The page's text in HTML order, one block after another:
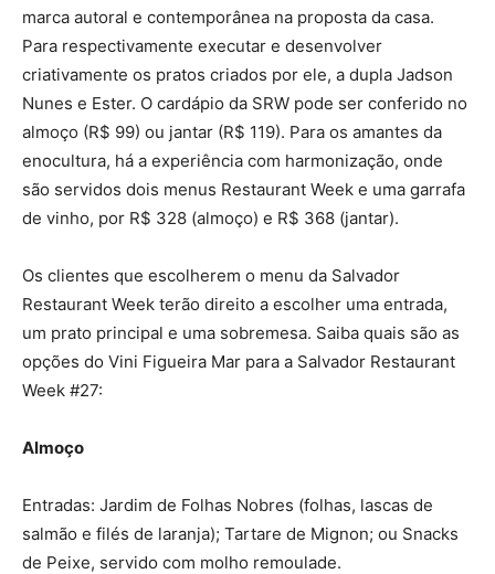
marca autoral e contemporânea na proposta da casa.
Para respectivamente executar e desenvolver
criativamente os pratos criados por ele, a dupla Jadson
Nunes e Ester. O cardápio da SRW pode ser conferido no
almoço (R$ 99) ou jantar (R$ 119). Para os amantes da
enocultura, há a experiência com harmonização, onde
são servidos dois menus Restaurant Week e uma garrafa
de vinho, por R$ 328 (almoço) e R$ 368 (jantar).
Os clientes que escolherem o menu da Salvador
Restaurant Week terão direito a escolher uma entrada,
um prato principal e uma sobremesa. Saiba quais são as
opções do Vini Figueira Mar para a Salvador Restaurant
Week #27:
Almoço
Entradas: Jardim de Folhas Nobres (folhas, lascas de
salmão e filés de laranja); Tartare de Mignon; ou Snacks
de Peixe, servido com molho remoulade.